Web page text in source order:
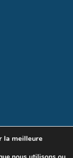
la meilleure